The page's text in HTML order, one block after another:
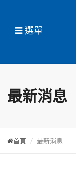
選單
最新消息
首頁 最新消息